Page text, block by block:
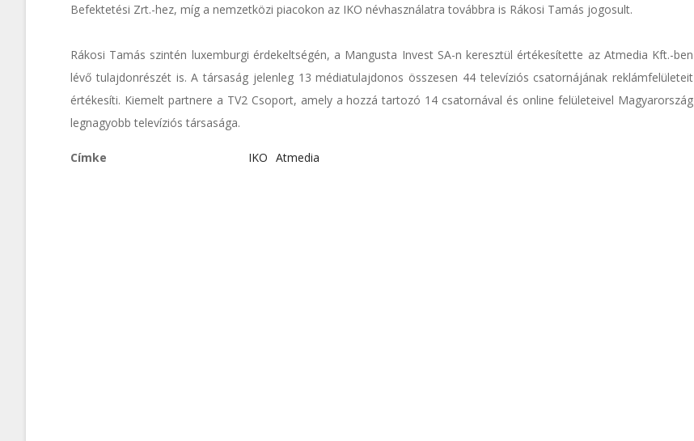
Befektetési Zrt.-hez, míg a nemzetközi piacokon az IKO névhasználatra továbbra is Rákosi Tamás jogosult.
Rákosi Tamás szintén luxemburgi érdekeltségén, a Mangusta Invest SA-n keresztül értékesítette az Atmedia Kft.-ben
lévő tulajdonrészét is. A társaság jelenleg 13 médiatulajdonos összesen 44 televíziós csatornájának reklámfelületeit
értékesíti. Kiemelt partnere a TV2 Csoport, amely a hozzá tartozó 14 csatornával és online felületeivel Magyarország
legnagyobb televíziós társasága.
Címke IKO Atmedia